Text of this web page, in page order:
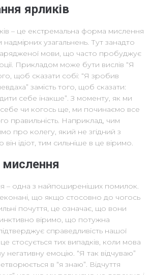
ярликів
– це екстремальна форма мислення
надмірних узагальнень. Тут занадто
мови, що часто пробуджує
Прикладом може бути вислів “Я
щоб сказати собі: “Я зробив
замість того, щоб сказати:
себе інакше”. З моменту, як ми
себе чи когось ще, ми починаємо все
правильність. Наприклад, чим
про колегу, який не згідний з
ідіот, тим сильніше в це віримо.
мислення
– одна з найпоширеніших помилок.
що якщо стосовно до чогось
почуття, це означає, що вони
віримо, що потужна
справедливість нашої
стосується тих випадків, коли мова
емоцію. “Я так відчуваю”
в “я знаю”. Відчуття